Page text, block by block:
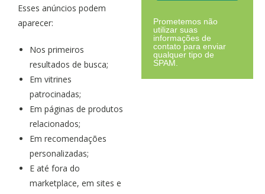
Esses anúncios podem
aparecer:
Nos primeiros
resultados de busca;
Em vitrines
patrocinadas;
Em páginas de produtos
relacionados;
Em recomendações
personalizadas;
E até fora do
marketplace, em sites e
Prometemos não
utilizar suas
informações de
contato para enviar
qualquer tipo de
SPAM.